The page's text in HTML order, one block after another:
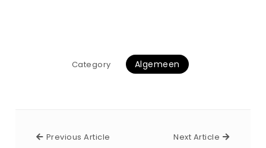
Category Algemeen
Previous Article Previous ArticleNext Article Next